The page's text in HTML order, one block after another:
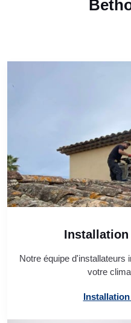
Notre équipe d'installateurs
votre